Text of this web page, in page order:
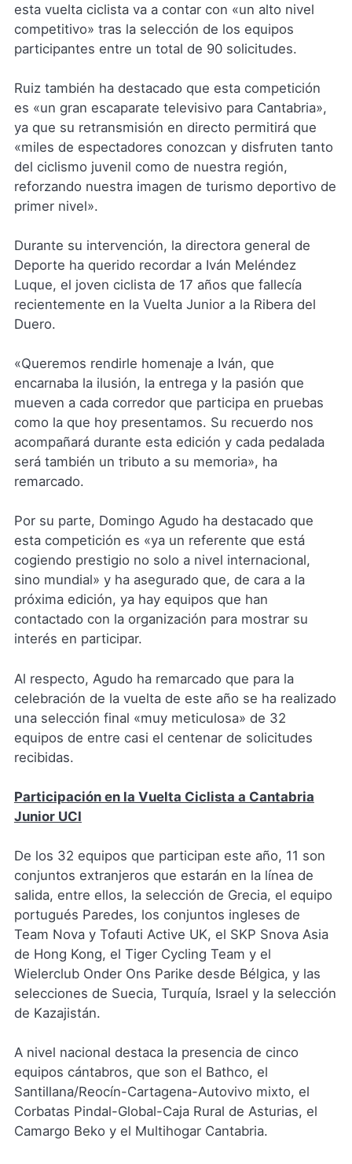
esta vuelta ciclista va a contar con «un alto nivel
competitivo» tras la selección de los equipos
participantes entre un total de 90 solicitudes.
Ruiz también ha destacado que esta competición
es «un gran escaparate televisivo para Cantabria»,
ya que su retransmisión en directo permitirá que
«miles de espectadores conozcan y disfruten tanto
del ciclismo juvenil como de nuestra región,
reforzando nuestra imagen de turismo deportivo de
primer nivel».
Durante su intervención, la directora general de
Deporte ha querido recordar a Iván Meléndez
Luque, el joven ciclista de 17 años que fallecía
recientemente en la Vuelta Junior a la Ribera del
Duero.
«Queremos rendirle homenaje a Iván, que
encarnaba la ilusión, la entrega y la pasión que
mueven a cada corredor que participa en pruebas
como la que hoy presentamos. Su recuerdo nos
acompañará durante esta edición y cada pedalada
será también un tributo a su memoria», ha
remarcado.
Por su parte, Domingo Agudo ha destacado que
esta competición es «ya un referente que está
cogiendo prestigio no solo a nivel internacional,
sino mundial» y ha asegurado que, de cara a la
próxima edición, ya hay equipos que han
contactado con la organización para mostrar su
interés en participar.
Al respecto, Agudo ha remarcado que para la
celebración de la vuelta de este año se ha realizado
una selección final «muy meticulosa» de 32
equipos de entre casi el centenar de solicitudes
recibidas.
Participación en la Vuelta Ciclista a Cantabria
Junior UCI
De los 32 equipos que participan este año, 11 son
conjuntos extranjeros que estarán en la línea de
salida, entre ellos, la selección de Grecia, el equipo
portugués Paredes, los conjuntos ingleses de
Team Nova y Tofauti Active UK, el SKP Snova Asia
de Hong Kong, el Tiger Cycling Team y el
Wielerclub Onder Ons Parike desde Bélgica, y las
selecciones de Suecia, Turquía, Israel y la selección
de Kazajistán.
A nivel nacional destaca la presencia de cinco
equipos cántabros, que son el Bathco, el
Santillana/Reocín-Cartagena-Autovivo mixto, el
Corbatas Pindal-Global-Caja Rural de Asturias, el
Camargo Beko y el Multihogar Cantabria.